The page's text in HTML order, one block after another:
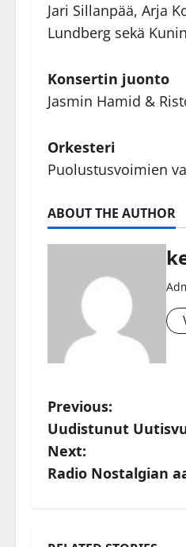
Jari Sillanpää, Arja
Lundberg sekä
Konsertin juonto
Jasmin Hamid &
Orkesteri
Puolustusvoimien
ABOUT THE AUTHOR
P
o
s
Previous:
Uudistunut
Next:
Radio Nostalgian